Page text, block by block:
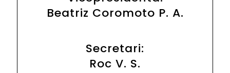
Beatriz Coromoto P. A.
Secretari:
Roc V. S.